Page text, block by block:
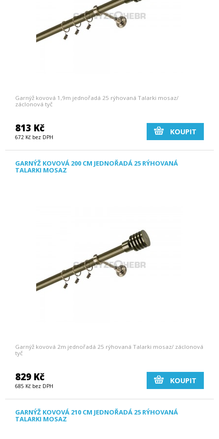
Garnýž kovová 1,9m jednořadá 25 rýhovaná Talarki mosaz/
záclonová tyč
813 Kč
672 Kč bez DPH
KOUPIT
GARNÝŽ KOVOVÁ 200 CM JEDNOŘADÁ 25 RÝHOVANÁ
TALARKI MOSAZ
Garnýž kovová 2m jednořadá 25 rýhovaná Talarki mosaz/ záclonová
tyč
829 Kč
685 Kč bez DPH
KOUPIT
GARNÝŽ KOVOVÁ 210 CM JEDNOŘADÁ 25 RÝHOVANÁ
TALARKI MOSAZ